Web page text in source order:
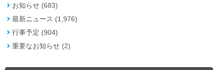
お知らせ (683)
最新ニュース (1,976)
行事予定 (904)
重要なお知らせ (2)